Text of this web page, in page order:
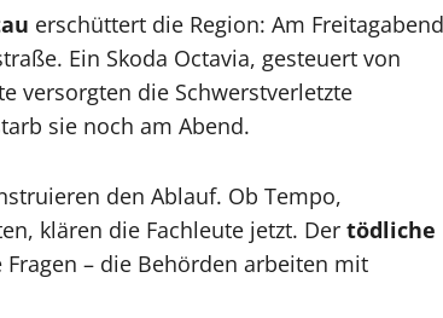
erschüttert die Region: Am Freitagabend
Ein Skoda Octavia, gesteuert von
versorgten die Schwerstverletzte
sie noch am Abend.
den Ablauf. Ob Tempo,
klären die Fachleute jetzt. Der tödliche
– die Behörden arbeiten mit